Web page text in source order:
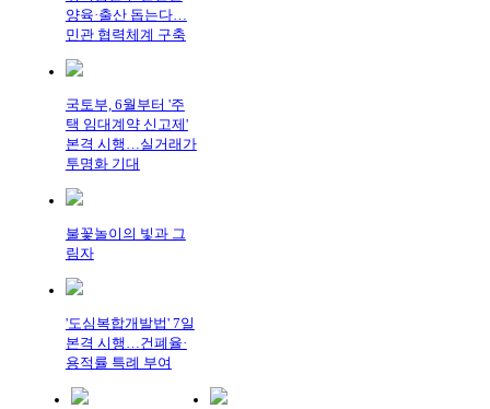
양육·출산 돕는다…
민관 협력체계 구축
국토부, 6월부터 '주
택 임대계약 신고제'
본격 시행…실거래가
투명화 기대
불꽃놀이의 빛과 그
림자
'도심복합개발법' 7일
본격 시행…건폐율·
용적률 특례 부여